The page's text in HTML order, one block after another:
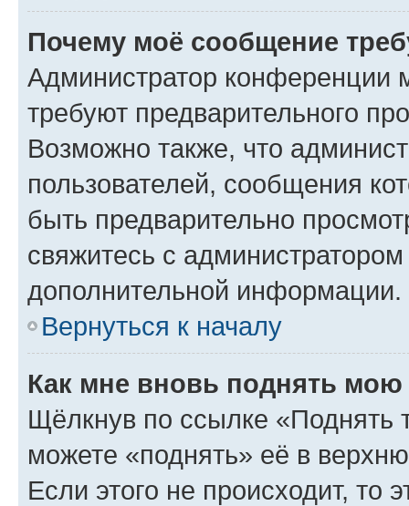
Почему моё сообщение
Администратор конференции
требуют предварительного
Возможно также, что
пользователей, сообщения
быть предварительно
свяжитесь с
дополнительной информации.
Вернуться к началу
Как мне вновь поднять мою
Щёлкнув по ссылке «Поднять
можете «поднять» её в
Если этого не происходит, то